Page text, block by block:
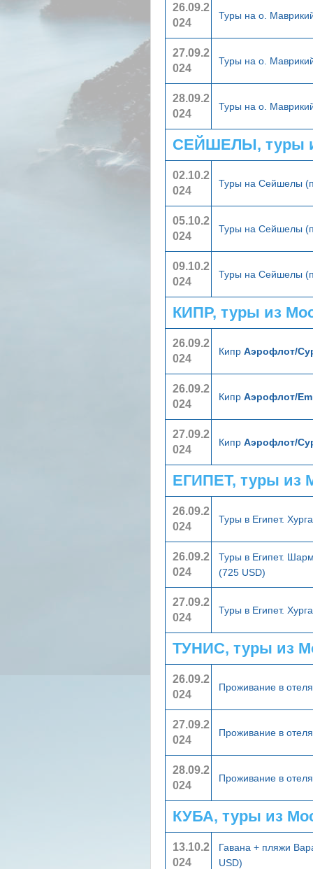
26.09.2
024
Туры на о.
27.09.2
024
Туры на о.
28.09.2
024
Туры на о.
СЕЙШЕЛЫ, туры
02.10.2
024
Туры на Сейшелы
05.10.2
024
Туры на Сейшелы
09.10.2
024
Туры на Сейшелы
КИПР, туры из
26.09.2
024
Кипр Аэрофлот/
26.09.2
024
Кипр Аэрофлот/
27.09.2
024
Кипр Аэрофлот/
ЕГИПЕТ, туры из
26.09.2
024
Туры в Египет.
26.09.2
024
Туры в Египет.
(725 USD)
27.09.2
024
Туры в Египет.
ТУНИС, туры из
26.09.2
024
Проживание в
27.09.2
024
Проживание в
28.09.2
024
Проживание в
КУБА, туры из
13.10.2
024
Гавана + пляжи
USD)